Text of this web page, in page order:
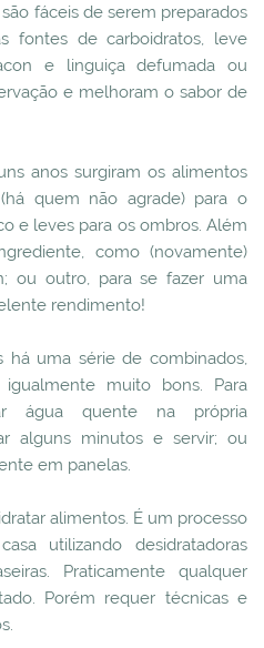
fáceis de serem preparados
fontes de carboidratos, leve
e linguiça defumada ou
e melhoram o sabor de
anos surgiram os alimentos
quem não agrade) para o
e leves para os ombros. Além
como (novamente)
ou outro, para se fazer uma
rendimento!
há uma série de combinados,
muito bons. Para
água quente na própria
alguns minutos e servir; ou
em panelas.
alimentos. É um processo
utilizando desidratadoras
Praticamente qualquer
Porém requer técnicas e